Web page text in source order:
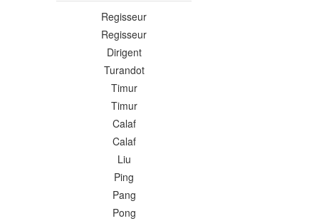
Regisseur
Regisseur
Dirigent
Turandot
Timur
Timur
Calaf
Calaf
Liu
Ping
Pang
Pong